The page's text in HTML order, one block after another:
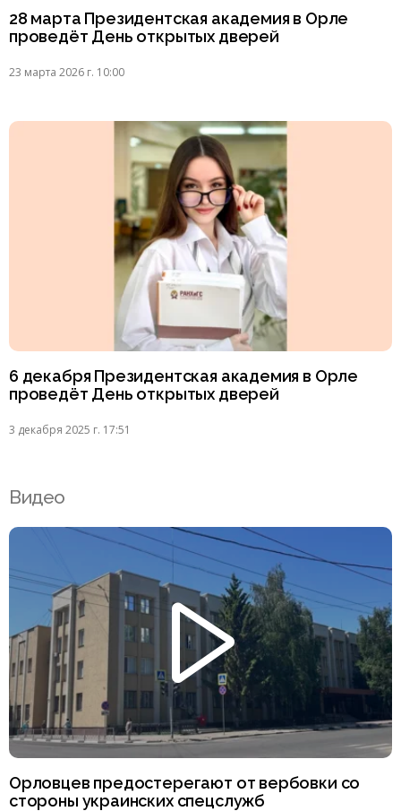
28 марта Президентская академия в Орле
проведёт День открытых дверей
23 марта 2026 г. 10:00
6 декабря Президентская академия в Орле
проведёт День открытых дверей
3 декабря 2025 г. 17:51
Видео
Орловцев предостерегают от вербовки со
стороны украинских спецслужб